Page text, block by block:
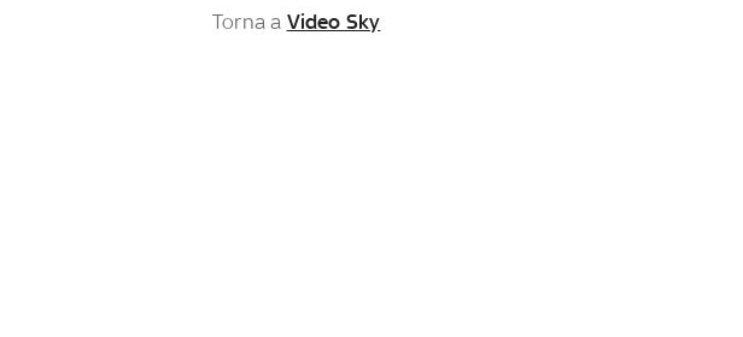
Torna a Video Sky